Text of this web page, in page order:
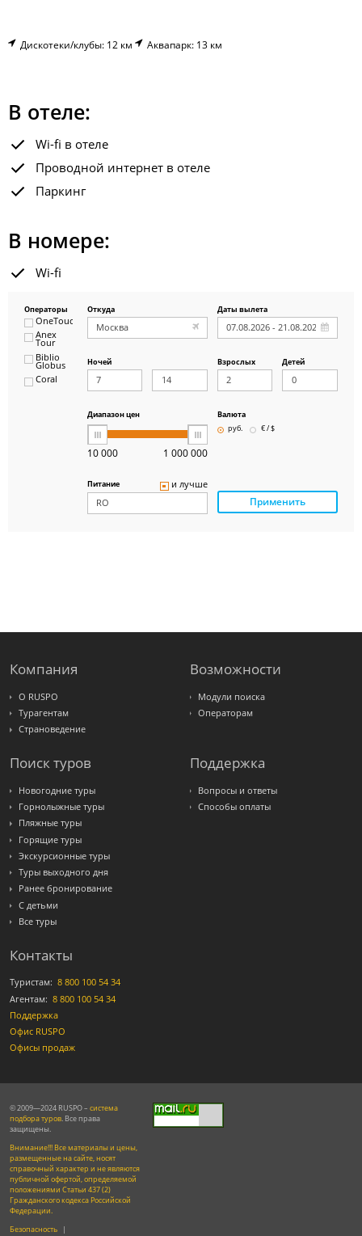
Дискотеки/клубы: 12 км Аквапарк: 13 км
В отеле:
Wi-fi в отеле
Проводной интернет в отеле
Паркинг
В номере:
Wi-fi
Операторы
OneTouch&Travel
Anex
Tour
Biblio
Globus
Coral
Интурист
Откуда Даты вылета
Ночей Взрослых Детей
Диапазон цен
10 000 1 000 000
Валюта
руб.
€ / $
Питание и лучше
Применить
Компания
О RUSPO
Турагентам
Страноведение
Возможности
Модули поиска
Операторам
Поиск туров
Новогодние туры
Горнолыжные туры
Пляжные туры
Горящие туры
Экскурсионные туры
Туры выходного дня
Ранее бронирование
С детьми
Все туры
Поддержка
Вопросы и ответы
Способы оплаты
Контакты
Туристам: 8 800 100 54 34
Агентам: 8 800 100 54 34
Поддержка
Офис RUSPO
Офисы продаж
© 2009—2024 RUSPO – система
подбора туров. Все права
защищены.
Внимание!!! Все материалы и цены,
размещенные на сайте, носят
справочный характер и не являются
публичной офертой, определяемой
положениями Статьи 437 (2)
Гражданского кодекса Российской
Федерации.
Безопасность |